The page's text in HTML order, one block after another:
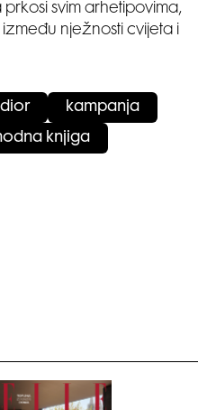
svim arhetipovima,
nježnosti cvijeta i
dior kampanja
knjiga